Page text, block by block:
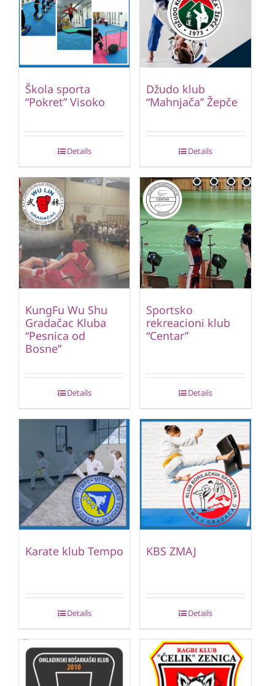
Škola sporta
“Pokret” Visoko
Details
Džudo klub
“Mahnjača” Žepče
Details
KungFu Wu Shu
Gradačac Kluba
“Pesnica od
Bosne”
Details
Sportsko
rekreacioni klub
“Centar”
Details
Karate klub Tempo
Details
KBS ZMAJ
Details